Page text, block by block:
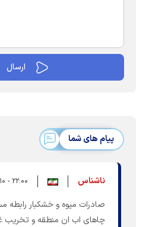
پیام های شما
ناشناس ۲۲:۰۰ - ۱۳۹۶/۰۸/۱۰
صادرات میوه و خشکبار رابطه
چاهای اب ان منطقه و تخریب